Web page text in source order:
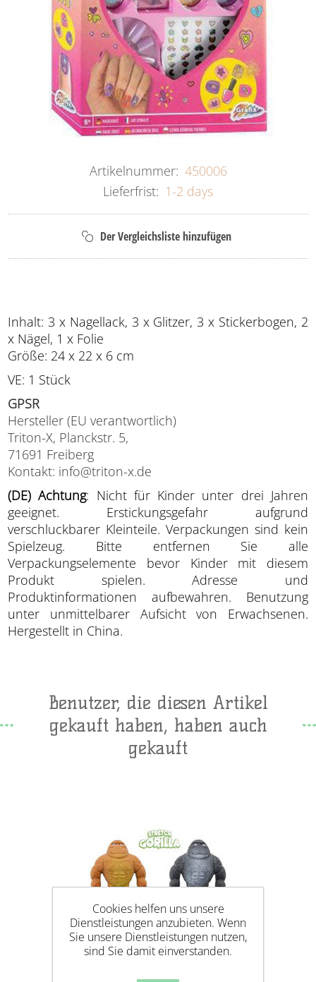
Artikelnummer: 450006
Lieferfrist: 1-2 days
Inhalt: 3 x Nagellack, 3 x Glitzer, 3 x Stickerbogen, 2
x Nägel, 1 x Folie
Größe: 24 x 22 x 6 cm
VE: 1 Stück
GPSR
Hersteller (EU verantwortlich)
Triton-X, Planckstr. 5,
71691 Freiberg
Kontakt: info@triton-x.de
(DE) Achtung: Nicht für Kinder unter drei Jahren
geeignet. Erstickungsgefahr aufgrund
verschluckbarer Kleinteile. Verpackungen sind kein
Spielzeug. Bitte entfernen Sie alle
Verpackungselemente bevor Kinder mit diesem
Produkt spielen. Adresse und
Produktinformationen aufbewahren. Benutzung
unter unmittelbarer Aufsicht von Erwachsenen.
Hergestellt in China.
Benutzer, die diesen Artikel
gekauft haben, haben auch
gekauft
Cookies helfen uns unsere
Dienstleistungen anzubieten. Wenn
Sie unsere Dienstleistungen nutzen,
sind Sie damit einverstanden.